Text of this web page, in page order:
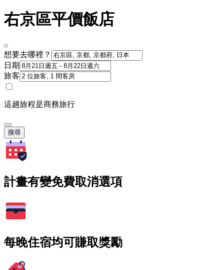
右京區平價飯店
想要去哪裡？
日期
旅客
這趟旅程是商務旅行
搜尋
計畫有變免費取消選項
每晚住宿均可賺取獎勵